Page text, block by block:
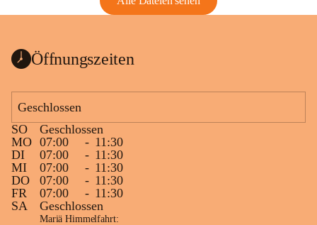
Öffnungszeiten
Geschlossen
SO
Geschlossen
MO 07:00 - 11:30
DI
07:00 - 11:30
MI
07:00 - 11:30
DO
07:00 - 11:30
FR
07:00 - 11:30
SA
Geschlossen
Mariä Himmelfahrt: